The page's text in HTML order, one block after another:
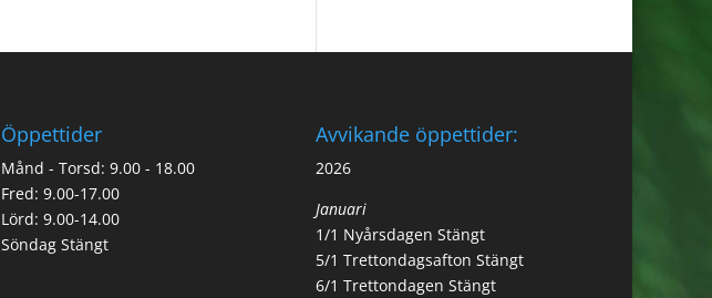
Öppettider
Månd - Torsd: 9.00 - 18.00
Fred: 9.00-17.00
Lörd: 9.00-14.00
Söndag Stängt
Avvikande öppettider:
2026
Januari
1/1 Nyårsdagen Stängt
5/1 Trettondagsafton Stängt
6/1 Trettondagen Stängt